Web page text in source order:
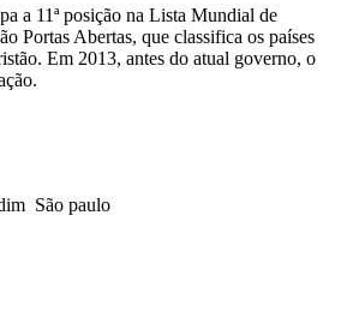
a 11ª posição na Lista Mundial de
Portas Abertas, que classifica os países
Em 2013, antes do atual governo, o
São paulo